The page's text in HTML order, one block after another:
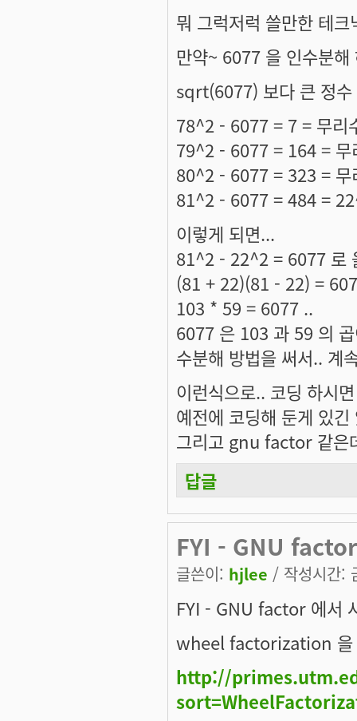
뭐 그럭저럭 쓸만한 테
만약~ 6077 을 인수분해
sqrt(6077) 보다 큰 정
78^2 - 6077 = 7 = 무리
79^2 - 6077 = 164 = 무
80^2 - 6077 = 323 = 무
81^2 - 6077 = 484 =
이렇게 되면...
81^2 - 22^2 = 6077 로
(81 + 22)(81 - 22) =
103 * 59 = 6077 ..
6077 은 103 과 59 의
수분해 방법을 써서.. 계
이런식으로.. 코딩 하시
예전에 코딩해 둔게 있
그리고 gnu factor 같은
답글
FYI - GNU
글쓴이: hjlee / 작성시간:
FYI - GNU factor 에서
wheel factorization 을
http://